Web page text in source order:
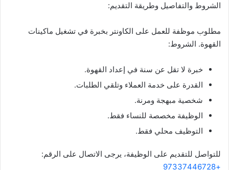
الشروط والتفاصيل وطريقة التقديم:
مطلوب موظفة للعمل على الكاونتر بخبرة في تشغيل ماكينات
القهوة. الشروط:
خبرة لا تقل عن سنة في إعداد القهوة.
القدرة على خدمة العملاء وتلقي الطلبات.
شخصية مبهجة ومرنة.
الوظيفة مخصصة للنساء فقط.
التوظيف محلي فقط.
للتواصل للتقديم على الوظيفة، يرجى الاتصال على الرقم:
+97337446728